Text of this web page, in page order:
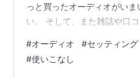
っと買ったオーディオがい
い。 そして、また雑誌や口
自分がいる。 そして、その
てしまう、、、。 こんな悲
#オーディオ #セッティング
#使いこなし